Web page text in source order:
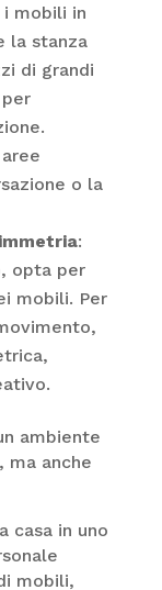
mobili in
la stanza
di grandi
o la
:
opta per
mobili. Per
ambiente
ma anche
casa in uno
mobili,